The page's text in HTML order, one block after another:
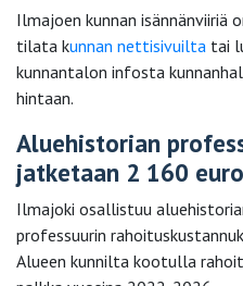
Ilmajoen kunnan isännänviiriä
tilata kunnan nettisivuilta tai
kunnantalon infosta
hintaan.
Aluehistorian
jatketaan 2 160
Ilmajoki osallistuu
professuurin
Alueen kunnilta kootulla